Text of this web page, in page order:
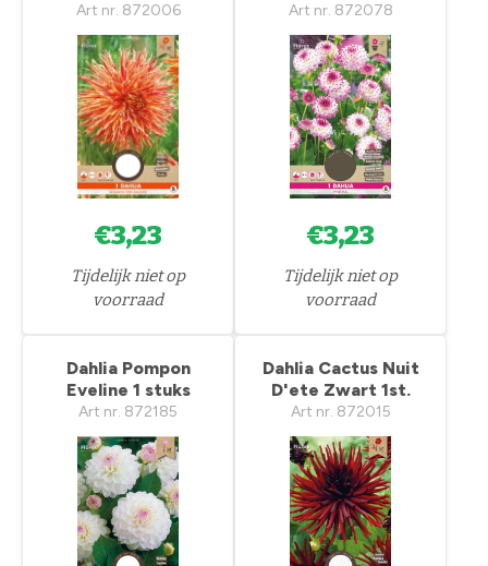
Art nr. 872006
€3,23
Tijdelijk niet op
voorraad
Art nr. 872078
€3,23
Tijdelijk niet op
voorraad
Dahlia Pompon
Eveline 1 stuks
Art nr. 872185
Dahlia Cactus Nuit
D'ete Zwart 1st.
Art nr. 872015